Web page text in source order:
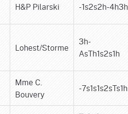
H&P Pilarski -1s2s2h-4h3h
Lohest/Storme
3h-
AsTh1s2s1h
Mme C.
Bouvery
-7s1s1s2sTs1h